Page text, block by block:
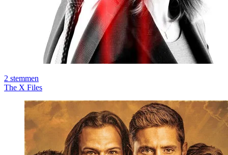
2 stemmen
The X Files